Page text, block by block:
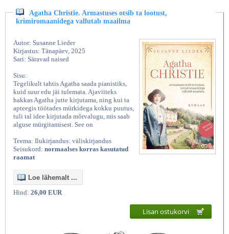
Agatha Christie. Armastuses otsib ta lootust,
krimiromaanidega vallutab maailma
Autor: Susanne Lieder
Kirjastus: Tänapäev, 2025
Sari: Säravad naised
Sisu:
Tegelikult tahtis Agatha saada pianistiks,
kuid suur edu jäi tulemata. Ajaviiteks
hakkas Agatha jutte kirjutama, ning kui ta
apteegis töötades mürkidega kokku puutus,
tuli tal idee kirjutada mõrvalugu, mis saab
alguse mürgitamisest. See on
Teema: Ilukirjandus: väliskirjandus
Seisukord: normaalses korras kasutatud
raamat
Loe lähemalt ...
Hind: 26,00 EUR
Lisan ostukorvi